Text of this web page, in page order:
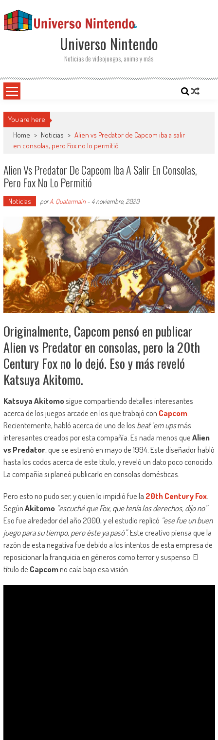
Universo Nintendo
Noticias de videojuegos, anime y más
You are here
Home > Noticias > Alien vs Predator de Capcom iba a salir
en consolas, pero Fox no lo permitió
Alien Vs Predator De Capcom Iba A Salir En Consolas,
Pero Fox No Lo Permitió
Noticias porA. Quatermain- 4 noviembre, 2020
Originalmente, Capcom pensó en publicar
Alien vs Predator en consolas, pero la 20th
Century Fox no lo dejó. Eso y más reveló
Katsuya Akitomo.
Katsuya Akitomosigue compartiendo detalles interesantes
acerca de los juegos arcade en los que trabajó con Capcom.
Recientemente, habló acerca de uno de los beat ’em upsmás
interesantes creados por esta compañía. Es nada menos queAlien
vs Predator, que se estrenó en mayo de 1994. Este diseñador habló
hasta los codos acerca de este título, y reveló un dato poco conocido.
La compañía si planeó publicarlo en consolas domésticas.
Pero esto no pudo ser, y quien lo impidió fue la 20th Century Fox.
SegúnAkitomo “escuché que Fox, que tenía los derechos, dijo no”.
Eso fue alrededor del año 2000, y el estudio replicó “ese fue un buen
juego para su tiempo, pero éste ya pasó”. Este creativo piensa que la
razón de esta negativa fue debido a los intentos de esta empresa de
reposicionar la franquicia en géneros como terror y suspenso. El
título de Capcomno caía bajo esa visión.